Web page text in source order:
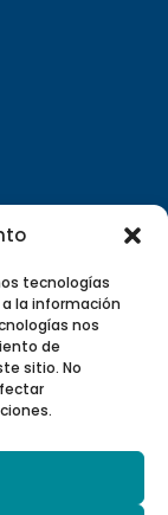
tecnologías
la información
nos
de
sitio. No
5 –